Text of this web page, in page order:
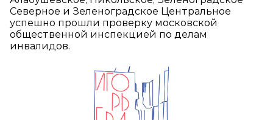
Северное и Зеленоградское Центральное
успешно прошли проверку московской
общественной инспекцией по делам
инвалидов.